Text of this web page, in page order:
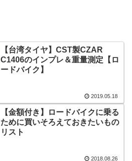
【台湾タイヤ】CST製CZAR
C1406のインプレ＆重量測定【ロ
ードバイク】
2019.05.18
【金額付き】ロードバイクに乗る
ために買いそろえておきたいもの
リスト
2018.08.26